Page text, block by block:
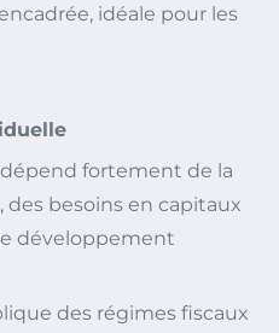
idéale pour les
fortement de la
des besoins en capitaux
développement
des régimes fiscaux